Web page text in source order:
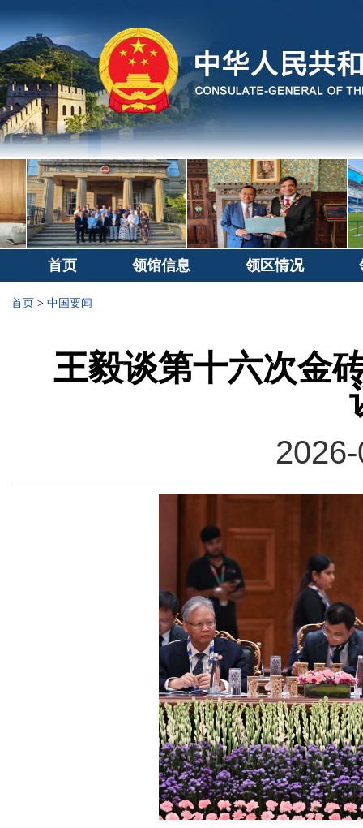
首页 领馆信息 领区情况
首页 > 中国要闻
王毅谈第十六次金